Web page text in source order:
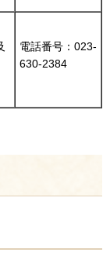
電話番号：023-
630-2384